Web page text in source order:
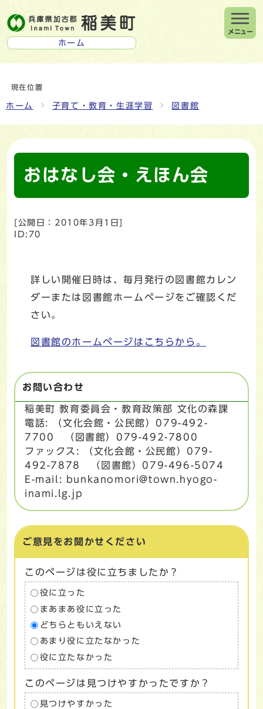
ホーム
メニュー
現在位置
ホーム 子育て・教育・生涯学習 図書館
おはなし会・えほん会
[公開日： 2010年3月1日]
ID:70
詳しい開催日時は、毎月発行の図書館カレン
ダーまたは図書館ホームページをご確認くだ
さい。
図書館のホームページはこちらから。
お問い合わせ
稲美町 教育委員会・教育政策部 文化の森課
電話: （文化会館・公民館）079-492-
7700 （図書館）079-492-7800
ファックス: （文化会館・公民館）079-
492-7878 （図書館）079-496-5074
E-mail: bunkanomori@town.hyogo-
inami.lg.jp
ご意見をお聞かせください
このページは役に立ちましたか？
役に立った
まあまあ役に立った
どちらともいえない
あまり役に立たなかった
役に立たなかった
このページは見つけやすかったですか？
見つけやすかった